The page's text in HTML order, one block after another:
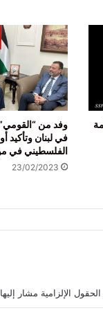
وفد من
في لبنان وتأكيد
الفلسطيني في
23/02/2023
الحقول الإلزامية مشار